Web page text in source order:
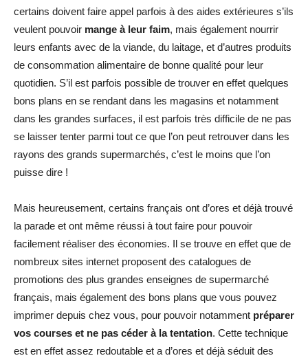
certains doivent faire appel parfois à des aides extérieures s’ils
veulent pouvoir mange à leur faim, mais également nourrir
leurs enfants avec de la viande, du laitage, et d’autres produits
de consommation alimentaire de bonne qualité pour leur
quotidien. S’il est parfois possible de trouver en effet quelques
bons plans en se rendant dans les magasins et notamment
dans les grandes surfaces, il est parfois très difficile de ne pas
se laisser tenter parmi tout ce que l’on peut retrouver dans les
rayons des grands supermarchés, c’est le moins que l’on
puisse dire !
Mais heureusement, certains français ont d’ores et déjà trouvé
la parade et ont même réussi à tout faire pour pouvoir
facilement réaliser des économies. Il se trouve en effet que de
nombreux sites internet proposent des catalogues de
promotions des plus grandes enseignes de supermarché
français, mais également des bons plans que vous pouvez
imprimer depuis chez vous, pour pouvoir notamment préparer
vos courses et ne pas céder à la tentation. Cette technique
est en effet assez redoutable et a d’ores et déjà séduit des